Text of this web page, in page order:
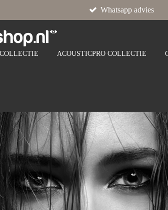
Whatsapp advies
ACOUSTICPRO COLLECTIE